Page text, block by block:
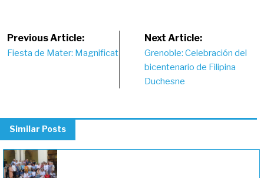
Post
Previous Article:
Fiesta de Mater: Magnificat
Next Article:
Grenoble: Celebración del
bicentenario de Filipina
Duchesne
Similar Posts